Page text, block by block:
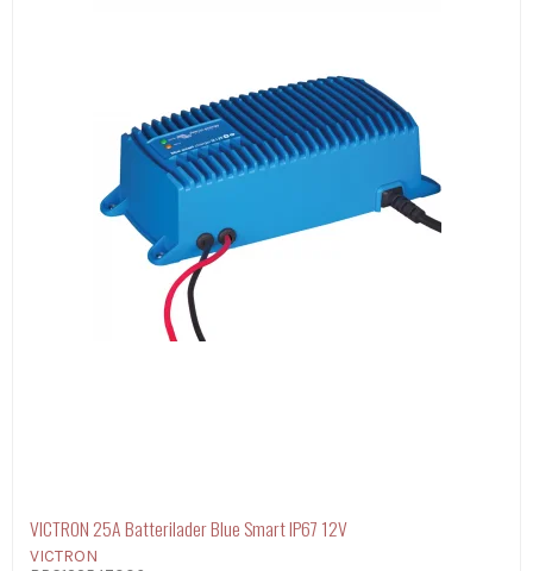
VICTRON 25A Batterilader Blue Smart IP67 12V
VICTRON